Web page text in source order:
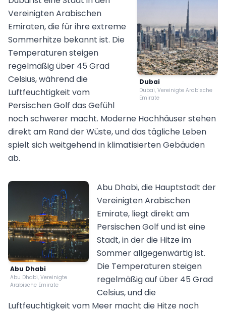
Dubai
Dubai, Vereinigte Arabische
Emirate
Vereinigten Arabischen
Emiraten, die für ihre extreme
Sommerhitze bekannt ist. Die
Temperaturen steigen
regelmäßig über 45 Grad
Celsius, während die
Luftfeuchtigkeit vom
Persischen Golf das Gefühl
noch schwerer macht. Moderne Hochhäuser stehen
direkt am Rand der Wüste, und das tägliche Leben
spielt sich weitgehend in klimatisierten Gebäuden
ab.
Abu Dhabi
Abu Dhabi, Vereinigte
Arabische Emirate
Abu Dhabi, die Hauptstadt der
Vereinigten Arabischen
Emirate, liegt direkt am
Persischen Golf und ist eine
Stadt, in der die Hitze im
Sommer allgegenwärtig ist.
Die Temperaturen steigen
regelmäßig auf über 45 Grad
Celsius, und die
Luftfeuchtigkeit vom Meer macht die Hitze noch